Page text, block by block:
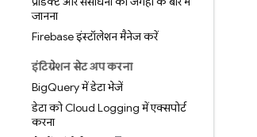
जानना
Firebase इंस्टॉलेशन मैनेज करें
इंटिग्रेशन सेट अप करना
BigQuery में डेटा भेजें
डेटा को Cloud Logging में एक्सपोर्ट
करना